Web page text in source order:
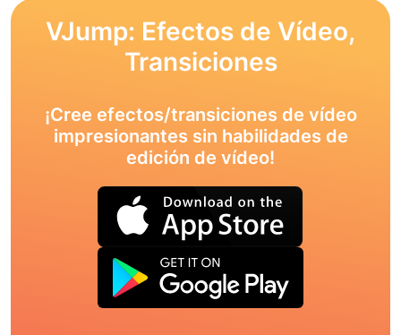
VJump: Efectos de Vídeo,
Transiciones
¡Cree efectos/transiciones de vídeo
impresionantes sin habilidades de
edición de vídeo!